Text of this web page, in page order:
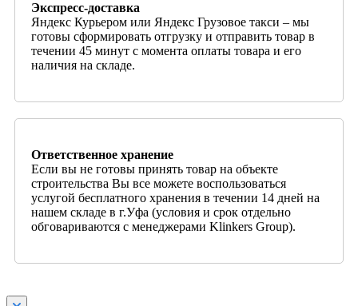
Экспресс-доставка
Яндекс Курьером или Яндекс Грузовое такси – мы
готовы сформировать отгрузку и отправить товар в
течении 45 минут с момента оплаты товара и его
наличия на складе.
Ответственное хранение
Если вы не готовы принять товар на объекте
строительства Вы все можете воспользоваться
услугой бесплатного хранения в течении 14 дней на
нашем складе в г.Уфа (условия и срок отдельно
обговариваются с менеджерами Klinkers Group).